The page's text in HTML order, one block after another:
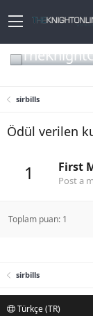
sirbills
Ödül verilen
1 First
Post a
Toplam puan: 1
sirbills
Türkçe (TR)